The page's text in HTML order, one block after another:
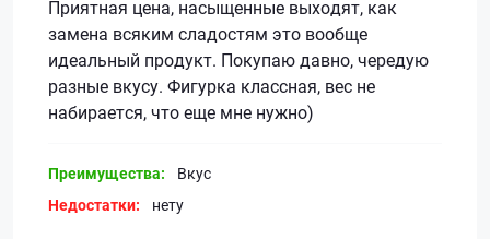
Приятная цена, насыщенные выходят, как
замена всяким сладостям это вообще
идеальный продукт. Покупаю давно, чередую
разные вкусу. Фигурка классная, вес не
набирается, что еще мне нужно)
Преимущества:
Вкус
Недостатки:
нету